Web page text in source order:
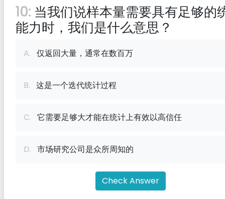
10: 当我们说样本量需要具有足够的
能力时，我们是什么意思？
A. 仅返回大量，通常在数百万
B. 这是一个迭代统计过程
C. 它需要足够大才能在统计上有效以高信任
D. 市场研究公司是众所周知的
Check Answer